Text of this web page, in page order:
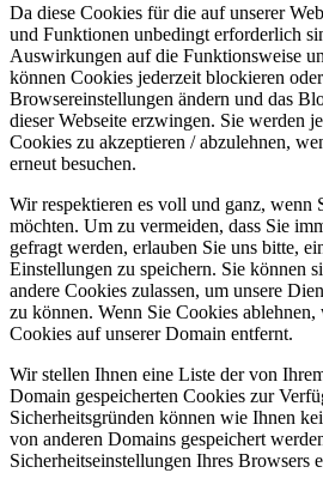
Da diese Cookies für die auf unserer
und Funktionen unbedingt erforderlich
Auswirkungen auf die Funktionsweise
können Cookies jederzeit blockieren
Browsereinstellungen ändern und das
dieser Webseite erzwingen. Sie werden
Cookies zu akzeptieren / abzulehnen,
erneut besuchen.
Wir respektieren es voll und ganz, wenn
möchten. Um zu vermeiden, dass Sie
gefragt werden, erlauben Sie uns bitte,
Einstellungen zu speichern. Sie können
andere Cookies zulassen, um unsere
zu können. Wenn Sie Cookies ablehnen,
Cookies auf unserer Domain entfernt.
Wir stellen Ihnen eine Liste der von
Domain gespeicherten Cookies zur
Sicherheitsgründen können wie Ihnen
von anderen Domains gespeichert
Sicherheitseinstellungen Ihres Browsers